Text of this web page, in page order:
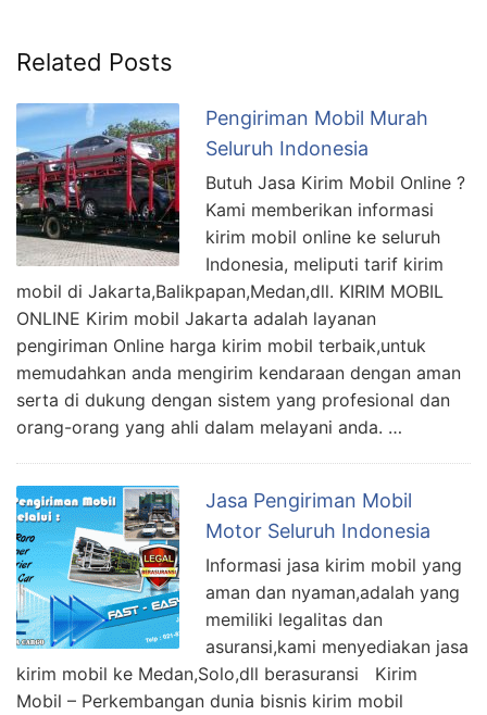
Related Posts
Pengiriman Mobil Murah
Seluruh Indonesia
Butuh Jasa Kirim Mobil Online ?
Kami memberikan informasi
kirim mobil online ke seluruh
Indonesia, meliputi tarif kirim
mobil di Jakarta,Balikpapan,Medan,dll. KIRIM MOBIL
ONLINE Kirim mobil Jakarta adalah layanan
pengiriman Online harga kirim mobil terbaik,untuk
memudahkan anda mengirim kendaraan dengan aman
serta di dukung dengan sistem yang profesional dan
orang-orang yang ahli dalam melayani anda. …
Jasa Pengiriman Mobil
Motor Seluruh Indonesia
Informasi jasa kirim mobil yang
aman dan nyaman,adalah yang
memiliki legalitas dan
asuransi,kami menyediakan jasa
kirim mobil ke Medan,Solo,dll berasuransi Kirim
Mobil – Perkembangan dunia bisnis kirim mobil